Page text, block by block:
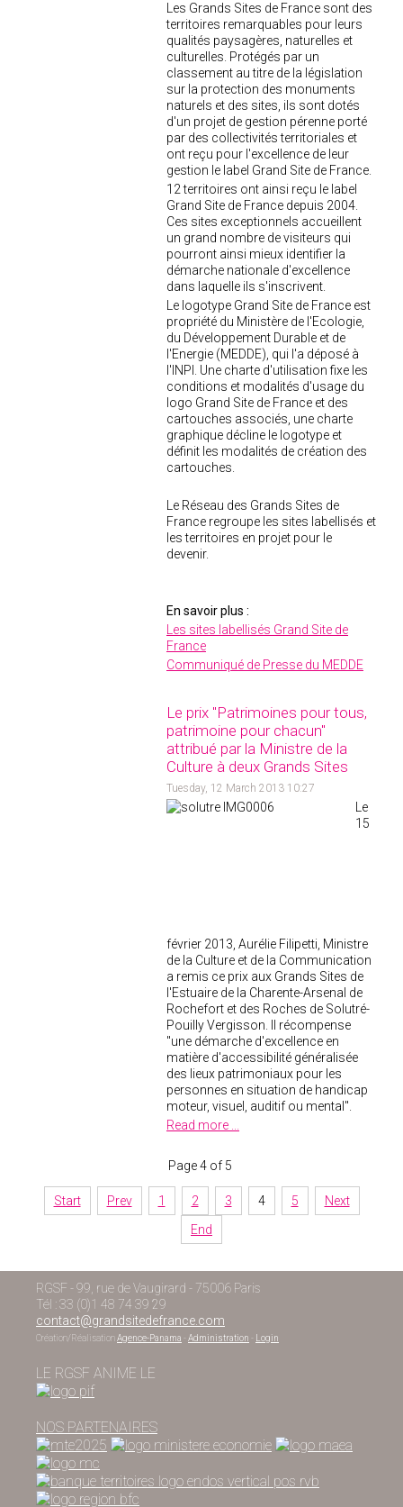
Les Grands Sites de France sont des
territoires remarquables pour leurs
qualités paysagères, naturelles et
culturelles. Protégés par un
classement au titre de la législation
sur la protection des monuments
naturels et des sites, ils sont dotés
d'un projet de gestion pérenne porté
par des collectivités territoriales et
ont reçu pour l'excellence de leur
gestion le label Grand Site de France.
12 territoires ont ainsi reçu le label
Grand Site de France depuis 2004.
Ces sites exceptionnels accueillent
un grand nombre de visiteurs qui
pourront ainsi mieux identifier la
démarche nationale d'excellence
dans laquelle ils s'inscrivent.
Le logotype Grand Site de France est
propriété du Ministère de l'Ecologie,
du Développement Durable et de
l'Energie (MEDDE), qui l'a déposé à
l'INPI. Une charte d'utilisation fixe les
conditions et modalités d'usage du
logo Grand Site de France et des
cartouches associés, une charte
graphique décline le logotype et
définit les modalités de création des
cartouches.
Le Réseau des Grands Sites de
France regroupe les sites labellisés et
les territoires en projet pour le
devenir.
En savoir plus :
Les sites labellisés Grand Site de
France
Communiqué de Presse du MEDDE
Le prix "Patrimoines pour tous,
patrimoine pour chacun"
attribué par la Ministre de la
Culture à deux Grands Sites
Tuesday, 12 March 2013 10:27
Le
15
février 2013, Aurélie Filipetti, Ministre
de la Culture et de la Communication
a remis ce prix aux Grands Sites de
l'Estuaire de la Charente-Arsenal de
Rochefort et des Roches de Solutré-
Pouilly Vergisson. Il récompense
"une démarche d'excellence en
matière d'accessibilité généralisée
des lieux patrimoniaux pour les
personnes en situation de handicap
moteur, visuel, auditif ou mental".
Read more ...
Page 4 of 5
Start Prev 1 2 3 4 5
Next
End
RGSF - 99, rue de Vaugirard - 75006 Paris
Tél : 33 (0)1 48 74 39 29
contact@grandsitedefrance.com
Création/RéalisationAgence-Panama - Administration - Login
LE RGSF ANIME LE
NOS PARTENAIRES